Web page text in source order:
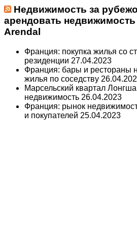
Недвижимость за
арендовать недвижимость
Arendal
Франция: покупка жилья со
резиденции 27.04.2023
Франция: бары и рестораны
жилья по соседству
Марсельский квартал
недвижимость 26.04.2023
Франция: рынок
и покупателей 25.04.2023